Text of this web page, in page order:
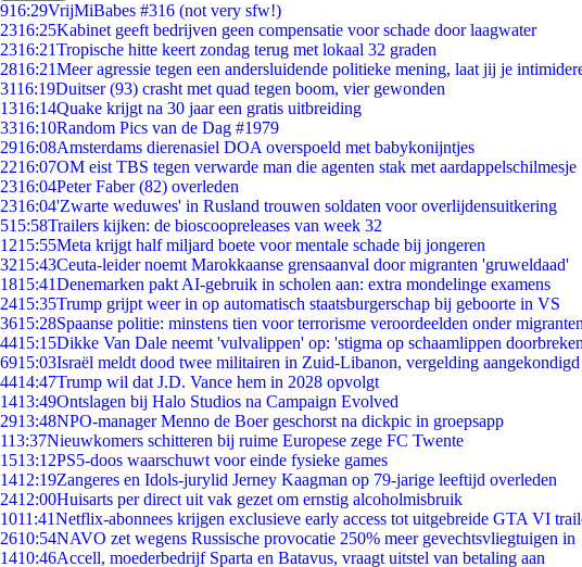
916:29VrijMiBabes #316 (not very sfw!)
2316:25Kabinet geeft bedrijven geen compensatie voor schade door laagwater
2316:21Tropische hitte keert zondag terug met lokaal 32 graden
2816:21Meer agressie tegen een andersluidende politieke mening, laat jij je
3116:19Duitser (93) crasht met quad tegen boom, vier gewonden
1316:14Quake krijgt na 30 jaar een gratis uitbreiding
3316:10Random Pics van de Dag #1979
2916:08Amsterdams dierenasiel DOA overspoeld met babykonijntjes
2216:07OM eist TBS tegen verwarde man die agenten stak met aardappelschilmesje
2316:04Peter Faber (82) overleden
2316:04'Zwarte weduwes' in Rusland trouwen soldaten voor overlijdensuitkering
515:58Trailers kijken: de bioscoopreleases van week 32
1215:55Meta krijgt half miljard boete voor mentale schade bij jongeren
3215:43Ceuta-leider noemt Marokkaanse grensaanval door migranten 'gruweldaad'
1815:41Denemarken pakt AI-gebruik in scholen aan: extra mondelinge examens
2415:35Trump grijpt weer in op automatisch staatsburgerschap bij geboorte in VS
3615:28Spaanse politie: minstens tien voor terrorisme veroordeelden onder
4415:15Dikke Van Dale neemt 'vulvalippen' op: 'stigma op schaamlippen
6915:03Israël meldt dood twee militairen in Zuid-Libanon, vergelding aangekondigd
4414:47Trump wil dat J.D. Vance hem in 2028 opvolgt
1413:49Ontslagen bij Halo Studios na Campaign Evolved
2913:48NPO-manager Menno de Boer geschorst na dickpic in groepsapp
113:37Nieuwkomers schitteren bij ruime Europese zege FC Twente
1513:12PS5-doos waarschuwt voor einde fysieke games
1412:19Zangeres en Idols-jurylid Jerney Kaagman op 79-jarige leeftijd overleden
2412:00Huisarts per direct uit vak gezet om ernstig alcoholmisbruik
1011:41Netflix-abonnees krijgen exclusieve early access tot uitgebreide GTA VI
2610:54NAVO zet wegens Russische provocatie 250% meer gevechtsvliegtuigen in
1410:46Accell, moederbedrijf Sparta en Batavus, vraagt uitstel van betaling aan